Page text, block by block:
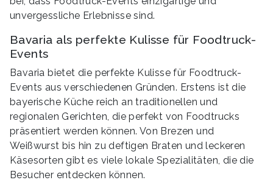
unvergessliche Erlebnisse sind.
Bavaria als perfekte Kulisse für Foodtruck-
Events
Bavaria bietet die perfekte Kulisse für Foodtruck-
Events aus verschiedenen Gründen. Erstens ist die
bayerische Küche reich an traditionellen und
regionalen Gerichten, die perfekt von Foodtrucks
präsentiert werden können. Von Brezen und
Weißwurst bis hin zu deftigen Braten und leckeren
Käsesorten gibt es viele lokale Spezialitäten, die die
Besucher entdecken können.